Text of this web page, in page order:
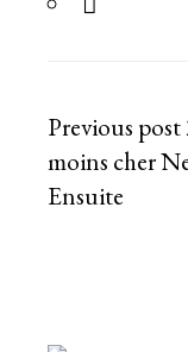
Previous post
moins cher
Ensuite